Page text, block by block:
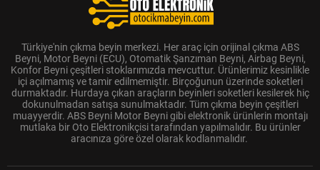
Türkiye'nin çıkma beyin merkezi. Her araç için orijinal çıkma ABS
Beyni, Motor Beyni (ECU), Otomatik Şanzıman Beyni, Airbag Beyni,
Konfor Beyni çeşitleri stoklarımızda mevcuttur. Ürünlerimiz kesinlikle
içi açılmamış ve tamir edilmemiştir. Birçoğunun üzerinde soketleri
durmaktadır. Hurdaya çıkan araçların beyinleri soketleri kesilerek hiç
dokunulmadan satışa sunulmaktadır. Tüm çıkma beyin çeşitleri
muayyerdir. ABS Beyni Motor Beyni gibi elektronik ürünlerin montajı
mutlaka bir Oto Elektronikçisi tarafından yapılmalıdır. Bu ürünler
aracınıza göre özel olarak kodlanmalıdır.